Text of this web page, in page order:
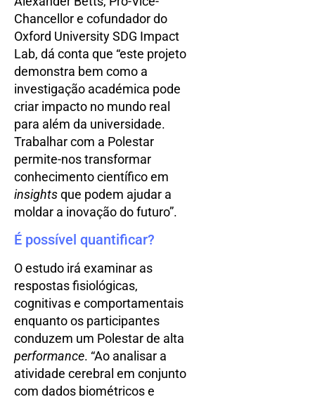
Chancellor e cofundador do
Oxford University SDG Impact
Lab, dá conta que “este projeto
demonstra bem como a
investigação académica pode
criar impacto no mundo real
para além da universidade.
Trabalhar com a Polestar
permite-nos transformar
conhecimento científico em
insightsque podem ajudar a
moldar a inovação do futuro”.
É possível quantificar?
O estudo irá examinar as
respostas fisiológicas,
cognitivas e comportamentais
enquanto os participantes
conduzem um Polestar de alta
performance. “Ao analisar a
atividade cerebral em conjunto
com dados biométricos e